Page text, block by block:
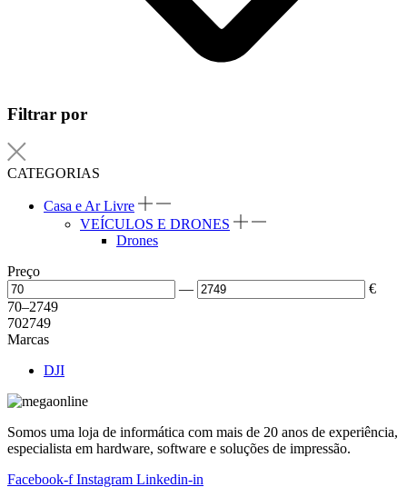
Filtrar por
CATEGORIAS
Casa e Ar Livre
VEÍCULOS E DRONES
Drones
Preço
—
€
70–2749
702749
Marcas
DJI
Somos uma loja de informática com mais de 20 anos de experiência,
especialista em hardware, software e soluções de impressão.
Facebook-f Instagram Linkedin-in